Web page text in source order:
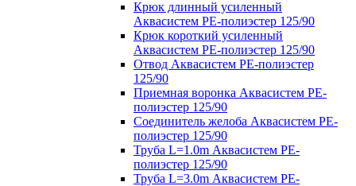
Крюк длинный усиленный
Аквасистем PE-полиэстер 125/90
Крюк короткий усиленный
Аквасистем PE-полиэстер 125/90
Отвод Аквасистем РЕ-полиэстер
125/90
Приемная воронка Аквасистем PE-
полиэстер 125/90
Соединитель желоба Аквасистем PE-
полиэстер 125/90
Труба L=1.0m Аквасистем PE-
полиэстер 125/90
Труба L=3.0m Аквасистем PE-